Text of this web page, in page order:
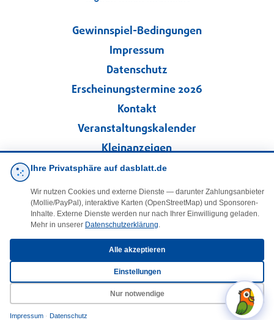
Gewinnspiel-Bedingungen
Impressum
Datenschutz
Erscheinungstermine 2026
Kontakt
Veranstaltungskalender
Kleinanzeigen
Folgen Sie uns!
facebook
E-Mail
Ihre Privatsphäre auf dasblatt.de
Wir nutzen Cookies und externe Dienste — darunter Zahlungsanbieter
(Mollie/PayPal), interaktive Karten (OpenStreetMap) und Sponsoren-
Inhalte. Externe Dienste werden nur nach Ihrer Einwilligung geladen.
Mehr in unserer Datenschutzerklärung.
Alle akzeptieren
Einstellungen
Nur notwendige
Impressum · Datenschutz